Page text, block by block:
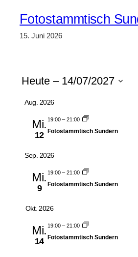
Fotostammtisch
15. Juni 2026
Veranstaltungen
Heute – 14/07/2027
auswählen.
Aug. 2026
Mi.
12
19:00– 21:00
Fotostammtisch Sundern
Sep. 2026
Mi.
9
19:00– 21:00
Fotostammtisch Sundern
Okt. 2026
Mi.
14
19:00– 21:00
Fotostammtisch Sundern